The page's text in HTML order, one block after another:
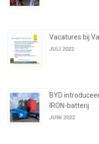
Vacatures bij
JULI 2022
BYD
IRON-batterij
JUNI 2022